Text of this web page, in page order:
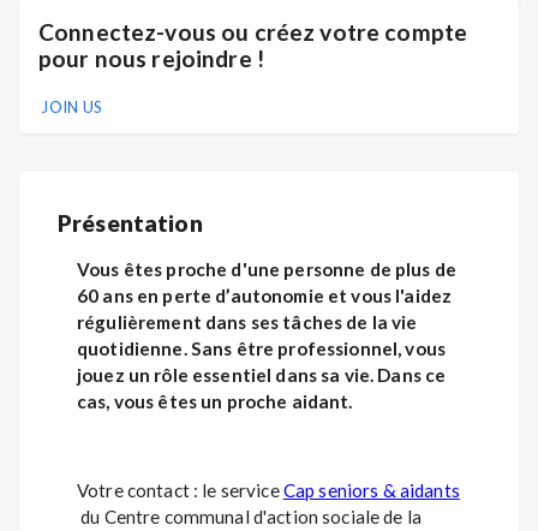
Connectez-vous ou créez votre compte
pour nous rejoindre !
JOIN US
Présentation
Vous êtes proche d'une personne de plus de
60 ans en perte d’autonomie et vous l'aidez
régulièrement dans ses tâches de la vie
quotidienne. Sans être professionnel, vous
jouez un rôle essentiel dans sa vie. Dans ce
cas, vous êtes un proche aidant.
Votre contact : le serviceCap seniors & aidants
du Centre communal d'action sociale de la